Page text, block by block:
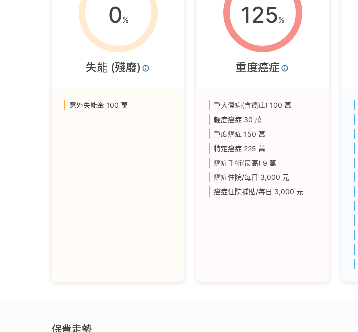
0%
失能 (殘廢)
意外失能金 100 萬
125%
重度癌症
重大傷病(含癌症) 100 萬
輕度癌症 30 萬
重度癌症 150 萬
特定癌症 225 萬
癌症手術(最高) 9 萬
癌症住院/每日 3,000 元
癌症住院補貼/每日 3,000 元
保費走勢